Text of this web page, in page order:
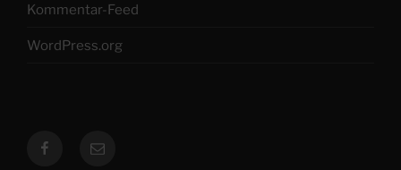
Kommentar-Feed
WordPress.org
Facebook
E-